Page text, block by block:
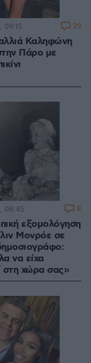
Καληφώνη
Πάρο με
09:15 29
εξομολόγηση
Μονρόε σε
να είχα
στη χώρα σας»
08:45 8